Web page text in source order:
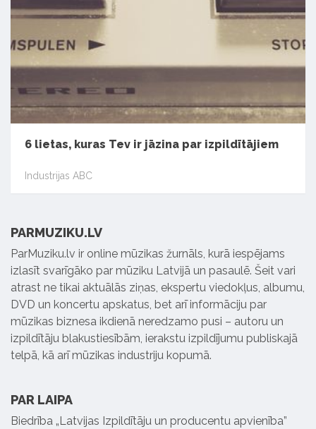
6 lietas, kuras Tev ir jāzina par izpildītājiem
Industrijas ABC
PARMUZIKU.LV
ParMuziku.lv ir online mūzikas žurnāls, kurā iespējams
izlasīt svarīgāko par mūziku Latvijā un pasaulē. Šeit vari
atrast ne tikai aktuālās ziņas, ekspertu viedokļus, albumu,
DVD un koncertu apskatus, bet arī informāciju par
mūzikas biznesa ikdienā neredzamo pusi – autoru un
izpildītāju blakustiesībām, ierakstu izpildījumu publiskajā
telpā, kā arī mūzikas industriju kopumā.
PAR LAIPA
Biedrība „Latvijas Izpildītāju un producentu apvienība”